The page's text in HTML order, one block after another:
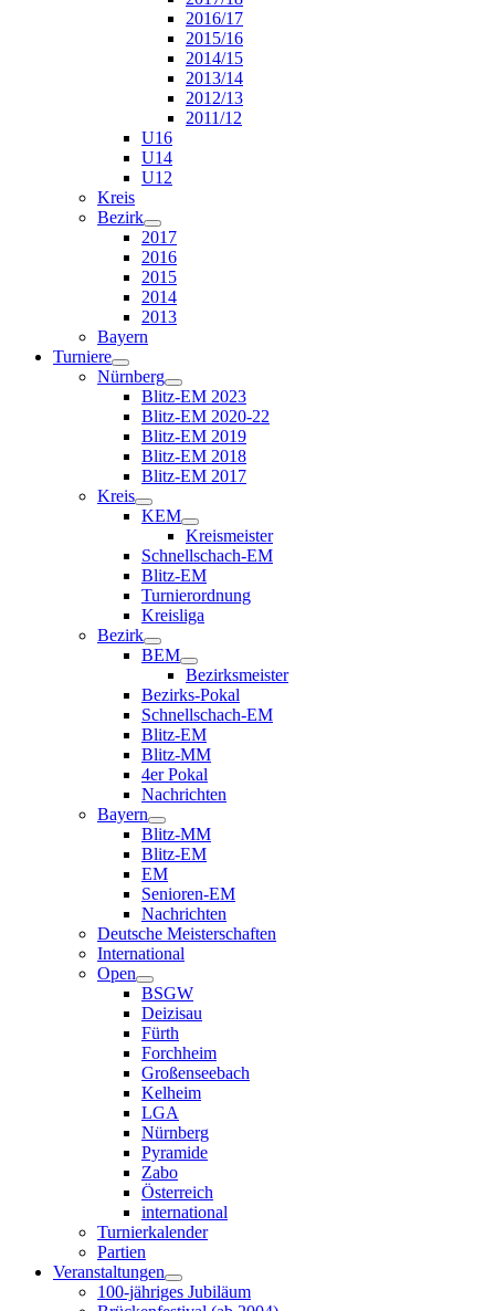
2016/17
2015/16
2014/15
2013/14
2012/13
2011/12
U16
U14
U12
Kreis
Bezirk
2017
2016
2015
2014
2013
Bayern
Turniere
Nürnberg
Blitz-EM 2023
Blitz-EM 2020-22
Blitz-EM 2019
Blitz-EM 2018
Blitz-EM 2017
Kreis
KEM
Kreismeister
Schnellschach-EM
Blitz-EM
Turnierordnung
Kreisliga
Bezirk
BEM
Bezirksmeister
Bezirks-Pokal
Schnellschach-EM
Blitz-EM
Blitz-MM
4er Pokal
Nachrichten
Bayern
Blitz-MM
Blitz-EM
EM
Senioren-EM
Nachrichten
Deutsche Meisterschaften
International
Open
BSGW
Deizisau
Fürth
Forchheim
Großenseebach
Kelheim
LGA
Nürnberg
Pyramide
Zabo
Österreich
international
Turnierkalender
Partien
Veranstaltungen
100-jähriges Jubiläum